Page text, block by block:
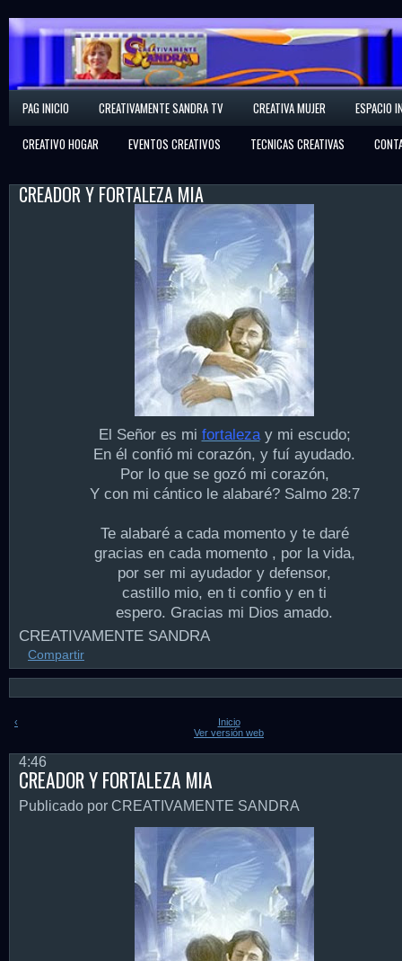
Creativamente Sandra
PAG INICIO CREATIVAMENTE SANDRA TV CREATIVA MUJER
ESPACIO
CREATIVO HOGAR
EVENTOS CREATIVOS TECNICAS CREATIVAS
CREADOR Y FORTALEZA MIA
El Señor es mi fortalezay mi escudo;
En él confió mi corazón, y fuí ayudado.
Por lo que se gozó mi corazón,
Y con mi cántico le alabaré? Salmo 28:7
Te alabaré a cada momento y te daré
gracias en cada momento , por la vida,
por ser mi ayudador y defensor,
castillo mio, en ti confio y en ti
espero. Gracias mi Dios amado.
CREATIVAMENTE SANDRA
Compartir
‹
Inicio
Ver versión web
4:46
CREADOR Y FORTALEZA MIA
Publicado por CREATIVAMENTE SANDRA